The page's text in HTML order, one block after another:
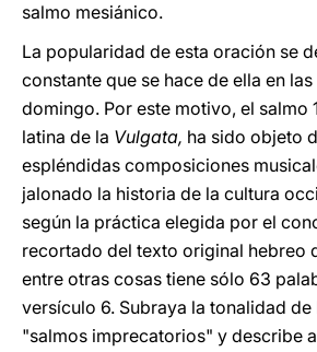
salmo mesiánico.
La popularidad de esta oración se
constante que se hace de ella en las
domingo. Por este motivo, el salmo
latina de la Vulgata, ha sido objeto
espléndidas composiciones
jalonado la historia de la cultura
según la práctica elegida por el
recortado del texto original hebreo
entre otras cosas tiene sólo 63
versículo 6. Subraya la tonalidad
"salmos imprecatorios" y describe